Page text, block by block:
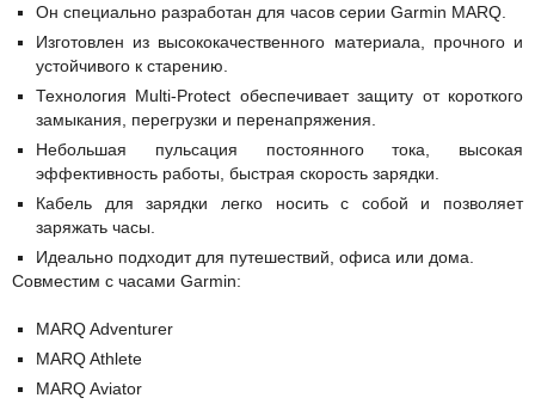
Он специально разработан для часов серии Garmin MARQ.
Изготовлен из высококачественного материала, прочного и
устойчивого к старению.
Технология Multi-Protect обеспечивает защиту от короткого
замыкания, перегрузки и перенапряжения.
Небольшая пульсация постоянного тока, высокая
эффективность работы, быстрая скорость зарядки.
Кабель для зарядки легко носить с собой и позволяет
заряжать часы.
Идеально подходит для путешествий, офиса или дома.
Совместим с часами Garmin:
MARQ Adventurer
MARQ Athlete
MARQ Aviator